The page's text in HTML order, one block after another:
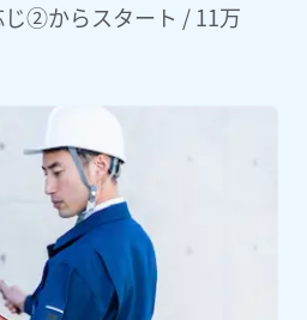
②からスタート / 11万